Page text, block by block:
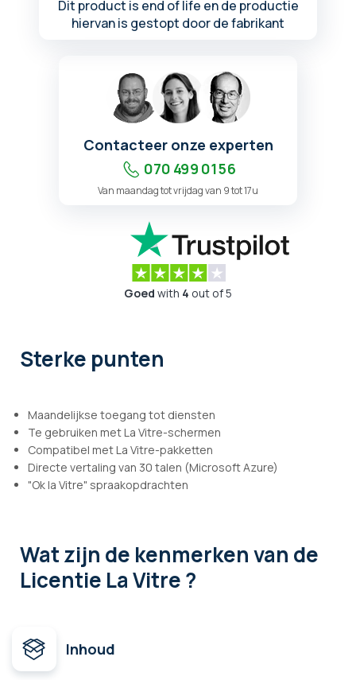
Dit product is end of life en de productie
hiervan is gestopt door de fabrikant
Contacteer onze experten
070 499 01 56
Van maandag tot vrijdag van 9 tot 17u
Goed with 4 out of 5
Sterke punten
Maandelijkse toegang tot diensten
Te gebruiken met La Vitre-schermen
Compatibel met La Vitre-pakketten
Directe vertaling van 30 talen (Microsoft Azure)
"Ok la Vitre" spraakopdrachten
Wat zijn de kenmerkenvan de
Licentie La Vitre ?
Inhoud